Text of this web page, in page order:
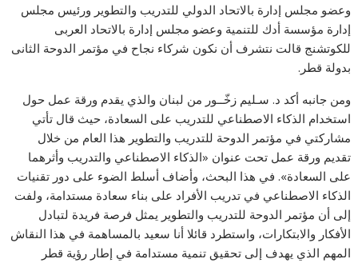
وعضو مجلس إدارة بالاتحاد الدولي للتدريب والتطوير ورئيس مجلس
إدارة مؤسسة أدك للتنمية وعضو مجلس إدارة بالاتحاد العربى
للكوتشنج قالت نتشرف أن نكون شركاء نجاح في مؤتمر الدوحة الثانى
بدولة قطر.
ومن جانبه أكد د. سـليم زخّــور من لبنان والذي يقدم ورقة عمل حول
استخدام الذكاء الاصطناعي للتدريب على السعادة، حيث قال تأتي
مشاركتي في مؤتمر الدوحة للتدريب والتطوير هذا العام من خلال
تقديم ورقة عمل تحت عنوان «الذكاء الاصطناعي والتدريب وأثرهما
على السعادة». في هذا البحث، وأضاف أسلط الضوء على دور تقنيات
الذكاء الاصطناعي في تدريب الأفراد على بناء سعادة مستدامة، ولفت
إلى أن مؤتمر الدوحة للتدريب والتطوير يمثل فرصة فريدة لتبادل
الأفكار والابتكارات، واستطرد قائلا أنا سعيد بالمساهمة في هذا النقاش
المهم الذي يهدف إلى تحقيق تنمية مستدامة في إطار رؤية قطر